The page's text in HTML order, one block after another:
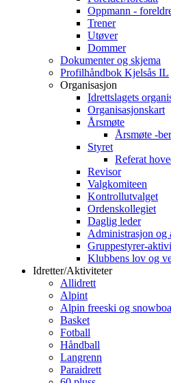
Oppmann -
Trener
Utøver
Dommer
Dokumenter og skjema
Profilhåndbok Kjelsås IL
Organisasjon
Idrettslagets
Organisasjonskart
Årsmøte
Årsmøte -
Styret
Referat
Revisor
Valgkomiteen
Kontrollutvalget
Ordenskollegiet
Daglig leder
Administrasjon og
Gruppestyrer-
Klubbens lov og
Idretter/Aktiviteter
Allidrett
Alpint
Alpin freeski og
Basket
Fotball
Håndball
Langrenn
Paraidrett